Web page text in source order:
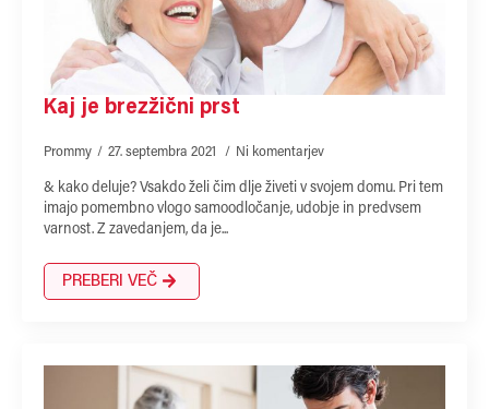
Kaj je brezžični prst
Prommy 27. septembra 2021 Ni komentarjev
& kako deluje? Vsakdo želi čim dlje živeti v svojem domu. Pri tem
imajo pomembno vlogo samoodločanje, udobje in predvsem
varnost. Z zavedanjem, da je...
PREBERI VEČ